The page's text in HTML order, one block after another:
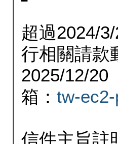
超過2024/
行相關請款
2025/12/20
箱： tw-
信件主旨註